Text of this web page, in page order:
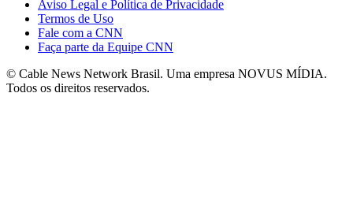
Aviso Legal e Política de Privacidade
Termos de Uso
Fale com a CNN
Faça parte da Equipe CNN
© Cable News Network Brasil. Uma empresa NOVUS MÍDIA.
Todos os direitos reservados.